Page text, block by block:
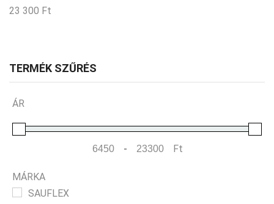
23 300 Ft
TERMÉK SZŰRÉS
ÁR
Minimum Price
-
Maximum Price
Ft
MÁRKA
SAUFLEX